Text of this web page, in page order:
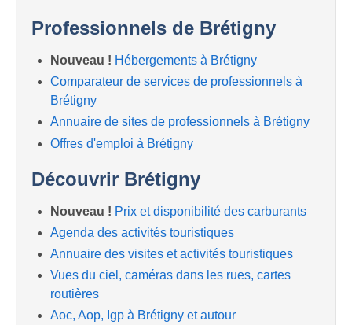
Professionnels de Brétigny
Nouveau ! Hébergements à Brétigny
Comparateur de services de professionnels à
Brétigny
Annuaire de sites de professionnels à Brétigny
Offres d'emploi à Brétigny
Découvrir Brétigny
Nouveau ! Prix et disponibilité des carburants
Agenda des activités touristiques
Annuaire des visites et activités touristiques
Vues du ciel, caméras dans les rues, cartes
routières
Aoc, Aop, Igp à Brétigny et autour